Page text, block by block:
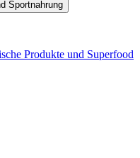
Produkte und Superfood